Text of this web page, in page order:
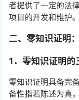
者提供了一定的法
项目的开发和维护。
二、 零知识证明
1． 零知识证明的
零知识证明具备完
备性指若陈述为真